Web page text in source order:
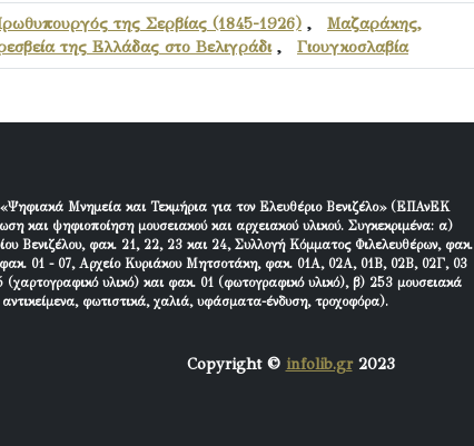
της Σερβίας (1845-1926) , Μαζαράκης,
της Ελλάδας στο Βελιγράδι, Γιουγκοσλαβία
Μνημεία και Τεκμήρια για τον Ελευθέριο Βενιζέλο» (ΕΠΑνΕΚ
και ψηφιοποίηση μουσειακού και αρχειακού υλικού. Συγκεκριμένα: α)
Βενιζέλου, φακ. 21, 22, 23 και 24, Συλλογή Κόμματος Φιλελευθέρων, φακ.
01 - 07, Αρχείο Κυριάκου Μητσοτάκη, φακ. 01Α, 02Α, 01Β, 02Β, 02Γ, 03
(χαρτογραφικό υλικό) και φακ. 01 (φωτογραφικό υλικό), β) 253 μουσειακά
φωτιστικά, χαλιά, υφάσματα-ένδυση, τροχοφόρα).
Copyright © infolib.gr2023